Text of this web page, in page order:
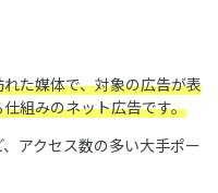
た媒体で、対象の広告が表
組みのネット広告です。
アクセス数の多い大手ポー